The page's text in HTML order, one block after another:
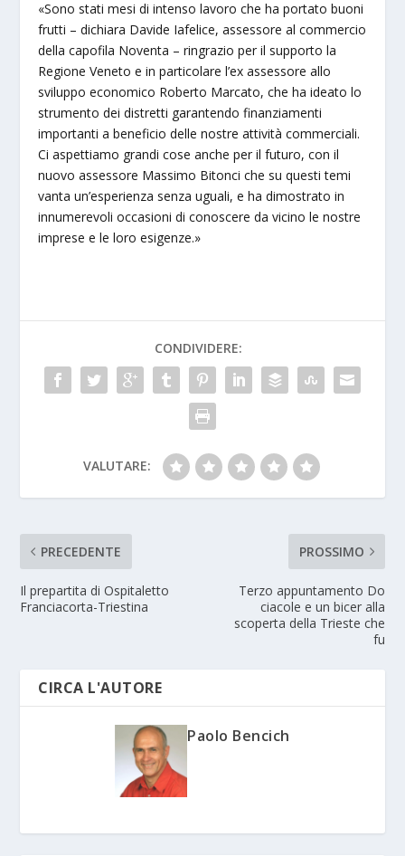
«Sono stati mesi di intenso lavoro che ha portato buoni
frutti – dichiara Davide Iafelice, assessore al commercio
della capofila Noventa – ringrazio per il supporto la
Regione Veneto e in particolare l’ex assessore allo
sviluppo economico Roberto Marcato, che ha ideato lo
strumento dei distretti garantendo finanziamenti
importanti a beneficio delle nostre attività commerciali.
Ci aspettiamo grandi cose anche per il futuro, con il
nuovo assessore Massimo Bitonci che su questi temi
vanta un’esperienza senza uguali, e ha dimostrato in
innumerevoli occasioni di conoscere da vicino le nostre
imprese e le loro esigenze.»
CONDIVIDERE:
VALUTARE:
PRECEDENTE
Il prepartita di Ospitaletto
Franciacorta-Triestina
PROSSIMO
Terzo appuntamento Do
ciacole e un bicer alla
scoperta della Trieste che
fu
CIRCA L'AUTORE
Paolo Bencich